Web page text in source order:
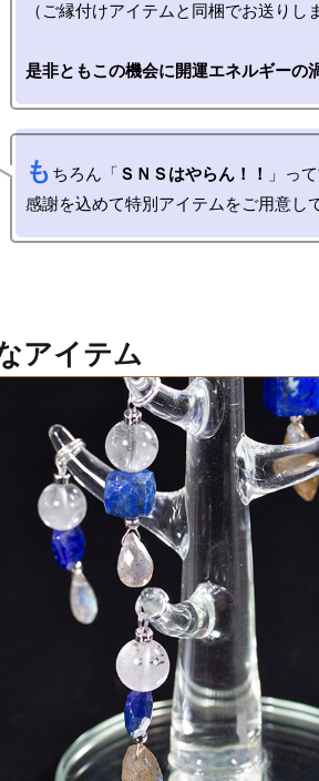
（ご縁付けアイテムと同梱でお送りし
是非ともこの機会に開運エネルギーの
も ちろん「 ＳＮＳはやらん！！
」っ
アイテム